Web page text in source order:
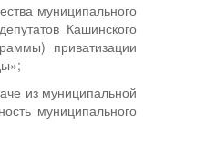
муниципального
Кашинского
приватизации
из муниципальной
муниципального